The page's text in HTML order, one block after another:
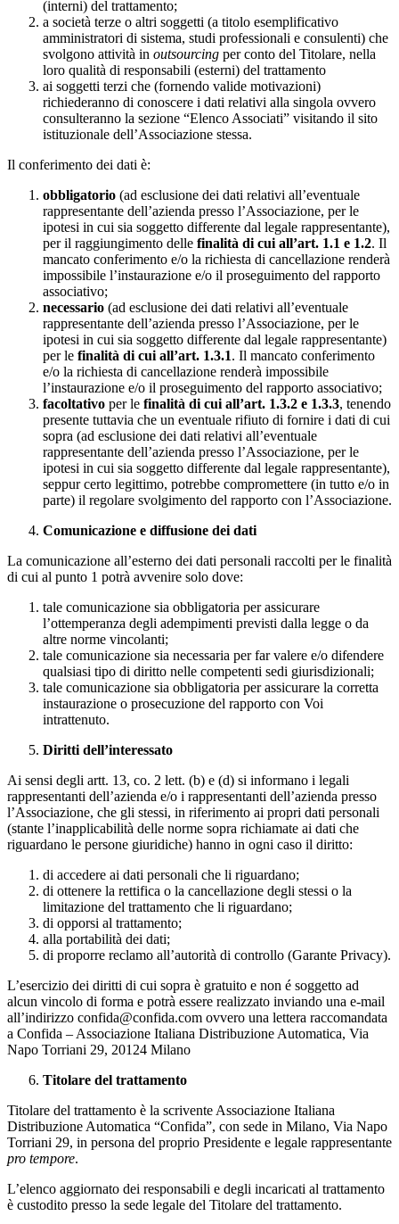
(interni) del trattamento;
a società terze o altri soggetti (a titolo esemplificativo
amministratori di sistema, studi professionali e consulenti) che
svolgono attività in outsourcing per conto del Titolare, nella
loro qualità di responsabili (esterni) del trattamento
ai soggetti terzi che (fornendo valide motivazioni)
richiederanno di conoscere i dati relativi alla singola ovvero
consulteranno la sezione “Elenco Associati” visitando il sito
istituzionale dell’Associazione stessa.
Il conferimento dei dati è:
obbligatorio (ad esclusione dei dati relativi all’eventuale
rappresentante dell’azienda presso l’Associazione, per le
ipotesi in cui sia soggetto differente dal legale rappresentante),
per il raggiungimento delle finalità di cui all’art. 1.1 e 1.2. Il
mancato conferimento e/o la richiesta di cancellazione renderà
impossibile l’instaurazione e/o il proseguimento del rapporto
associativo;
necessario (ad esclusione dei dati relativi all’eventuale
rappresentante dell’azienda presso l’Associazione, per le
ipotesi in cui sia soggetto differente dal legale rappresentante)
per le finalità di cui all’art. 1.3.1. Il mancato conferimento
e/o la richiesta di cancellazione renderà impossibile
l’instaurazione e/o il proseguimento del rapporto associativo;
facoltativo per le finalità di cui all’art. 1.3.2 e 1.3.3, tenendo
presente tuttavia che un eventuale rifiuto di fornire i dati di cui
sopra (ad esclusione dei dati relativi all’eventuale
rappresentante dell’azienda presso l’Associazione, per le
ipotesi in cui sia soggetto differente dal legale rappresentante),
seppur certo legittimo, potrebbe compromettere (in tutto e/o in
parte) il regolare svolgimento del rapporto con l’Associazione.
Comunicazione e diffusione dei dati
La comunicazione all’esterno dei dati personali raccolti per le finalità
di cui al punto 1 potrà avvenire solo dove:
tale comunicazione sia obbligatoria per assicurare
l’ottemperanza degli adempimenti previsti dalla legge o da
altre norme vincolanti;
tale comunicazione sia necessaria per far valere e/o difendere
qualsiasi tipo di diritto nelle competenti sedi giurisdizionali;
tale comunicazione sia obbligatoria per assicurare la corretta
instaurazione o prosecuzione del rapporto con Voi
intrattenuto.
Diritti dell’interessato
Ai sensi degli artt. 13, co. 2 lett. (b) e (d) si informano i legali
rappresentanti dell’azienda e/o i rappresentanti dell’azienda presso
l’Associazione, che gli stessi, in riferimento ai propri dati personali
(stante l’inapplicabilità delle norme sopra richiamate ai dati che
riguardano le persone giuridiche) hanno in ogni caso il diritto:
di accedere ai dati personali che li riguardano;
di ottenere la rettifica o la cancellazione degli stessi o la
limitazione del trattamento che li riguardano;
di opporsi al trattamento;
alla portabilità dei dati;
di proporre reclamo all’autorità di controllo (Garante Privacy).
L’esercizio dei diritti di cui sopra è gratuito e non é soggetto ad
alcun vincolo di forma e potrà essere realizzato inviando una e-mail
all’indirizzo confida@confida.com ovvero una lettera raccomandata
a Confida – Associazione Italiana Distribuzione Automatica, Via
Napo Torriani 29, 20124 Milano
Titolare del trattamento
Titolare del trattamento è la scrivente Associazione Italiana
Distribuzione Automatica “Confida”, con sede in Milano, Via Napo
Torriani 29, in persona del proprio Presidente e legale rappresentante
pro tempore.
L’elenco aggiornato dei responsabili e degli incaricati al trattamento
è custodito presso la sede legale del Titolare del trattamento.